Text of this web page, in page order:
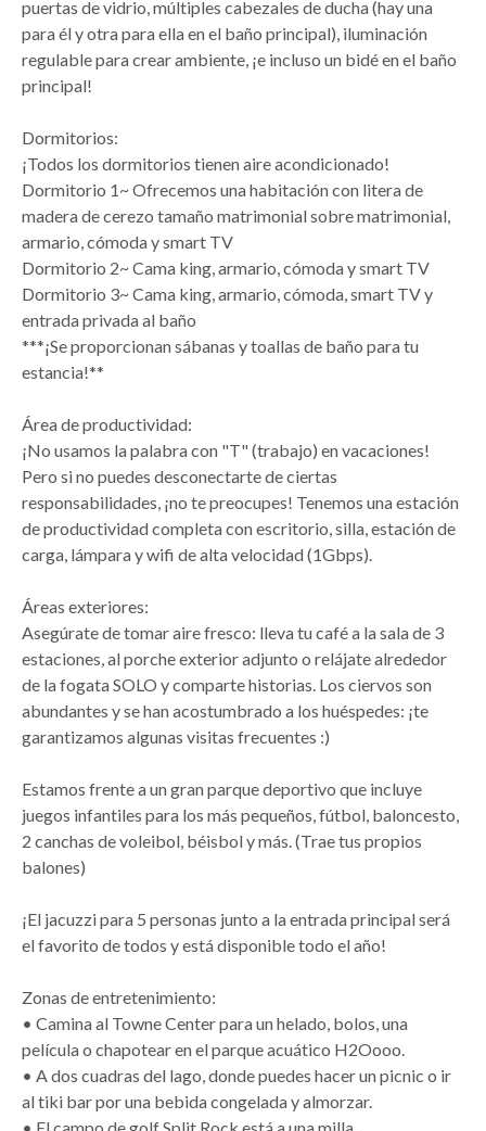
puertas de vidrio, múltiples cabezales de ducha (hay una
para él y otra para ella en el baño principal), iluminación
regulable para crear ambiente, ¡e incluso un bidé en el baño
principal!
Dormitorios:
¡Todos los dormitorios tienen aire acondicionado!
Dormitorio 1~ Ofrecemos una habitación con litera de
madera de cerezo tamaño matrimonial sobre matrimonial,
armario, cómoda y smart TV
Dormitorio 2~ Cama king, armario, cómoda y smart TV
Dormitorio 3~ Cama king, armario, cómoda, smart TV y
entrada privada al baño
***¡Se proporcionan sábanas y toallas de baño para tu
estancia!**
Área de productividad:
¡No usamos la palabra con "T" (trabajo) en vacaciones!
Pero si no puedes desconectarte de ciertas
responsabilidades, ¡no te preocupes! Tenemos una estación
de productividad completa con escritorio, silla, estación de
carga, lámpara y wifi de alta velocidad (1Gbps).
Áreas exteriores:
Asegúrate de tomar aire fresco: lleva tu café a la sala de 3
estaciones, al porche exterior adjunto o relájate alrededor
de la fogata SOLO y comparte historias. Los ciervos son
abundantes y se han acostumbrado a los huéspedes: ¡te
garantizamos algunas visitas frecuentes :)
Estamos frente a un gran parque deportivo que incluye
juegos infantiles para los más pequeños, fútbol, baloncesto,
2 canchas de voleibol, béisbol y más. (Trae tus propios
balones)
¡El jacuzzi para 5 personas junto a la entrada principal será
el favorito de todos y está disponible todo el año!
Zonas de entretenimiento:
• Camina al Towne Center para un helado, bolos, una
película o chapotear en el parque acuático H2Oooo.
• A dos cuadras del lago, donde puedes hacer un picnic o ir
al tiki bar por una bebida congelada y almorzar.